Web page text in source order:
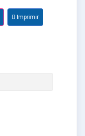
Imprimir